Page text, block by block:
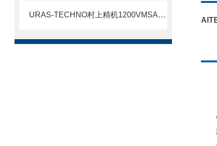
URAS-TECHNO村上精机1200VMSAC＊/VMS 活塞式空气振动器VMSAC北崎优势经销